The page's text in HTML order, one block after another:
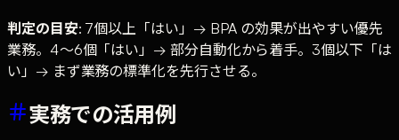
判定の目安: 7個以上「はい」→ BPA の効果が出やすい優先
業務。4〜6個「はい」→ 部分自動化から着手。3個以下「は
い」→ まず業務の標準化を先行させる。
実務での活用例